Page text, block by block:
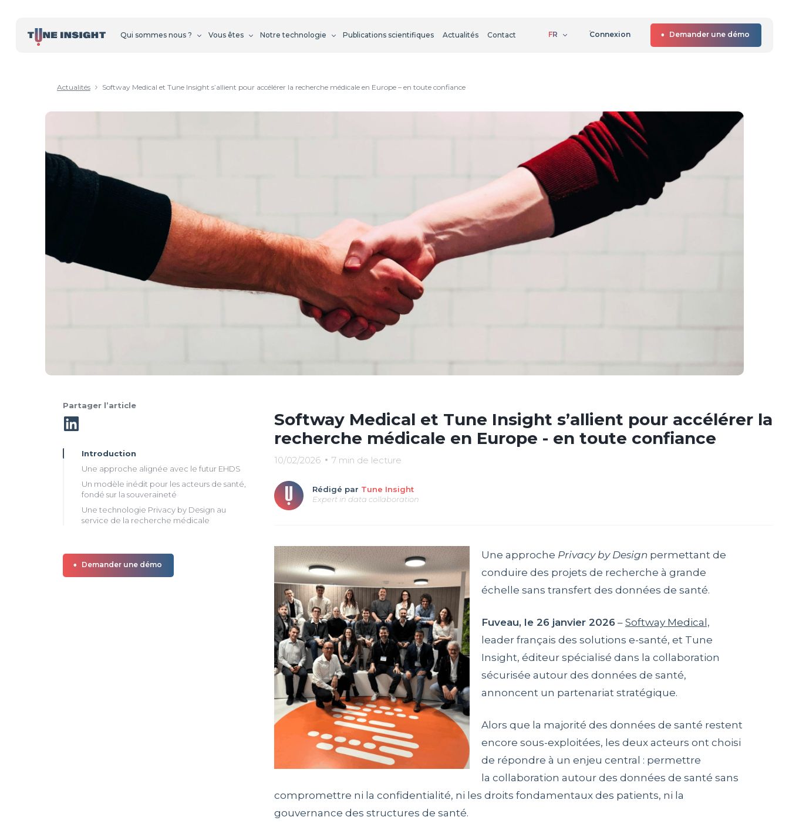
FR Connexion Demander une démo
Qui sommes nous ? Vous êtes Notre technologie Publications scientifiques Actualités Contact
Actualités Softway Medical et Tune Insight s’allient pour accélérer la recherche médicale en Europe – en toute confiance
Partager l’article
Introduction
Une approche alignée avec le futur EHDS
Un modèle inédit pour les acteurs de santé,
fondé sur la souveraineté
Une technologie Privacy by Design au
service de la recherche médicale
Demander une démo
Softway Medical et Tune Insight s’allient pour accélérer la
recherche médicale en Europe - en toute confiance
10/02/2026 7 min de lecture
Rédigé par Tune Insight
Expert in data collaboration
Une approche Privacy by Design permettant de
conduire des projets de recherche à grande
échelle sans transfert des données de santé.
Fuveau, le 26 janvier 2026 – Softway Medical,
leader français des solutions e-santé, et Tune
Insight, éditeur spécialisé dans la collaboration
sécurisée autour des données de santé,
annoncent un partenariat stratégique.
Alors que la majorité des données de santé restent
encore sous-exploitées, les deux acteurs ont choisi
de répondre à un enjeu central : permettre
la collaboration autour des données de santé sans
compromettre ni la confidentialité, ni les droits fondamentaux des patients, ni la
gouvernance des structures de santé.